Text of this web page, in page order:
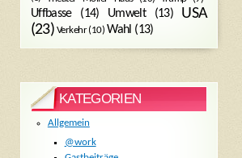
Uffbasse(14) Umwelt(13)
USA
(23) Verkehr(10) Wahl (13)
KATEGORIEN
Allgemein
@work